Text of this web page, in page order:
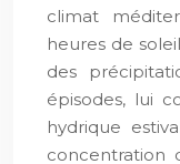
climat
heures de
des
épisodes, lui
hydrique
concentration